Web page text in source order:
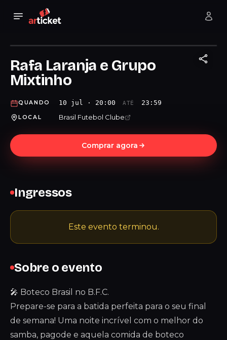
Rafa Laranja e Grupo
Mixtinho
QUANDO 10 jul · 20:00 ATÉ 23:59
LOCAL Brasil Futebol Clube
Comprar agora
Sobre o evento
🎤 Boteco Brasil no B.F.C.
Prepare-se para a batida perfeita para o seu final
de semana! Uma noite incrível com o melhor do
samba, pagode e aquela comida de boteco
Ingressos
Este evento terminou.